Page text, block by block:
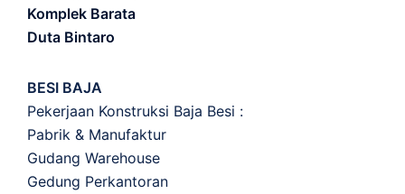
Komplek Barata
Duta Bintaro
BESI BAJA
Pekerjaan Konstruksi Baja Besi :
Pabrik & Manufaktur
Gudang Warehouse
Gedung Perkantoran